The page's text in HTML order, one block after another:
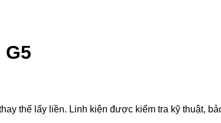
thế lấy liền. Linh kiện được kiểm tra kỹ thuật,